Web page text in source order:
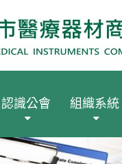
認識公會 組織系統